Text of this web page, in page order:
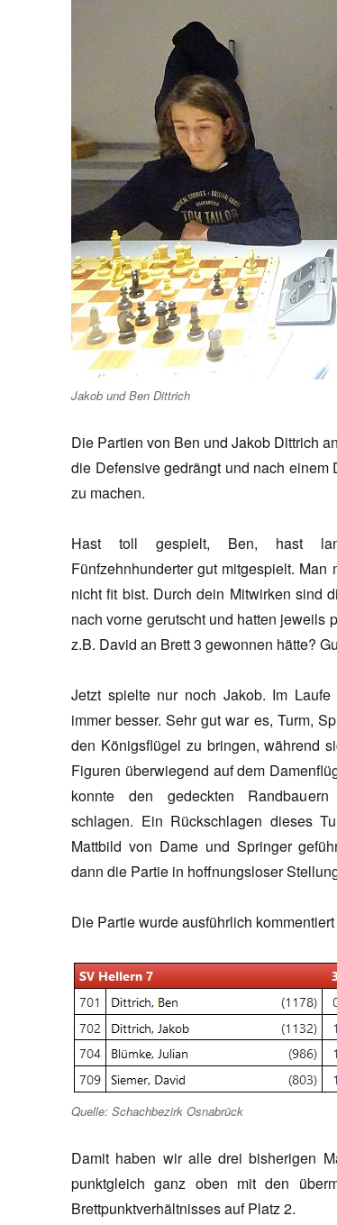
Jakob und Ben Dittrich
Die Partien von Ben und Jakob Dittrich
die Defensive gedrängt und nach
zu machen.
Hast toll gespielt, Ben, hast
Fünfzehnhunderter gut mitgespielt. Man
nicht fit bist. Durch dein Mitwirken sind
nach vorne gerutscht und hatten jeweils
z.B. David an Brett 3 gewonnen hätte?
Jetzt spielte nur noch Jakob. Im
immer besser. Sehr gut war es, Turm,
den Königsflügel zu bringen, während
Figuren überwiegend auf dem
konnte den gedeckten
schlagen. Ein Rückschlagen dieses
Mattbild von Dame und Springer
dann die Partie in hoffnungsloser
Die Partie wurde ausführlich
Quelle: Schachbezirk Osnabrück
Damit haben wir alle drei bisherigen
punktgleich ganz oben mit den
Brettpunktverhältnisses auf Platz 2.